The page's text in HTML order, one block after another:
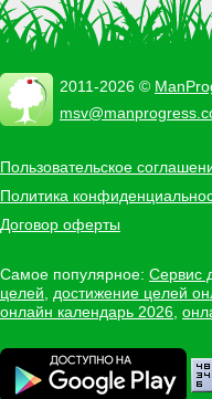
2011-2026 ©
Пользовательское
Политика
Договор оферты
Самое популярное: Сервис
целей
достижение целей
онлайн календарь 2026